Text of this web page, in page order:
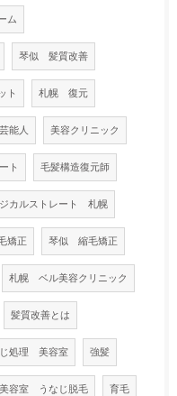
ム
琴似 髪質改善
ト 札幌 復元
能人 美容クリニック
ト 毛髪構造復元師
カルストレート 札幌
矯正 琴似 縮毛矯正
札幌 ベル美容クリニック
髪質改善とは
じ処理 美容室 強髪
美容室 うなじ脱毛 育毛